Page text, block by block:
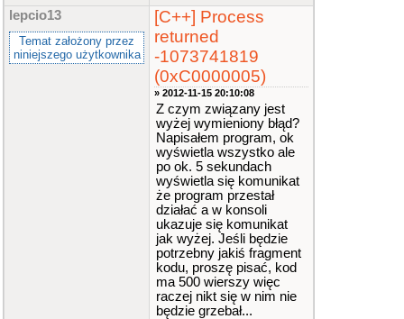
lepcio13
Temat założony przez
niniejszego użytkownika
[C++] Process
returned
-1073741819
(0xC0000005)
» 2012-11-15 20:10:08
Z czym związany jest
wyżej wymieniony błąd?
Napisałem program, ok
wyświetla wszystko ale
po ok. 5 sekundach
wyświetla się komunikat
że program przestał
działać a w konsoli
ukazuje się komunikat
jak wyżej. Jeśli będzie
potrzebny jakiś fragment
kodu, proszę pisać, kod
ma 500 wierszy więc
raczej nikt się w nim nie
będzie grzebał...